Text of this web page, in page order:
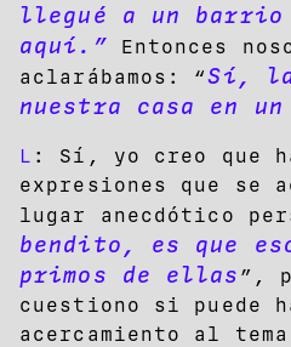
llegué a un barrio
aquí.” Entonces
aclarábamos: “Sí, la
nuestra casa en
L : Sí, yo creo que
expresiones que se
lugar anecdótico
bendito, es que
primos de ellas ”,
cuestiono si puede
acercamiento al